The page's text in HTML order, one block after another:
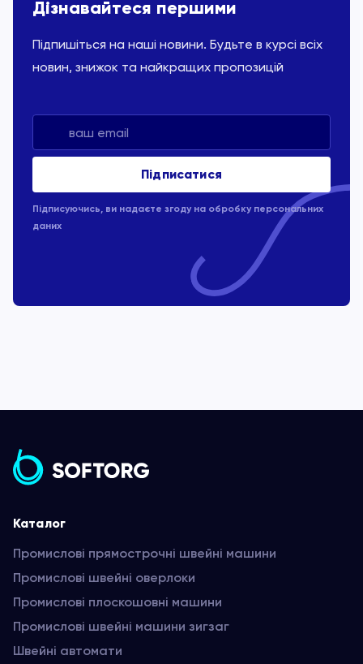
Дізнавайтеся першими
Підпишіться на наші новини. Будьте в курсі всіх
новин, знижок та найкращих пропозицій
Підписуючись, ви надаєте згоду на обробку персональних
даних
Каталог
Промислові прямострочні швейні машини
Промислові швейні оверлоки
Промислові плоскошовні машини
Промислові швейні машини зигзаг
Швейні автомати